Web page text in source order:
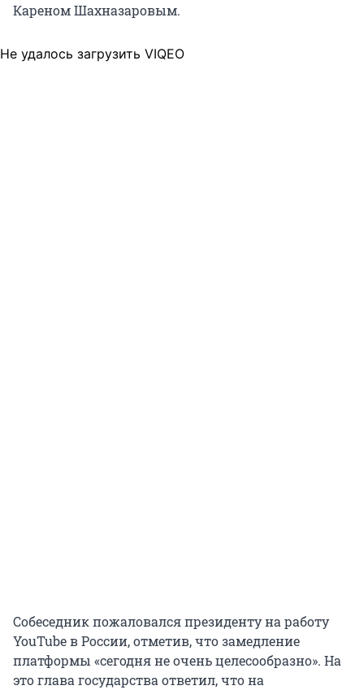
Кареном Шахназаровым.
Не удалось загрузить VIQEO
Собеседник пожаловался президенту на работу
YouTube в России, отметив, что замедление
платформы «сегодня не очень целесообразно». На
это глава государства ответил, что на